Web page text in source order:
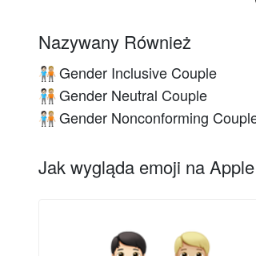
Nazywany Również
🧑🏻‍🤝‍🧑🏼Gender Inclusive Couple
🧑🏻‍🤝‍🧑🏼Gender Neutral Couple
🧑🏻‍🤝‍🧑🏼Gender Nonconforming
Jak wygląda emoji na